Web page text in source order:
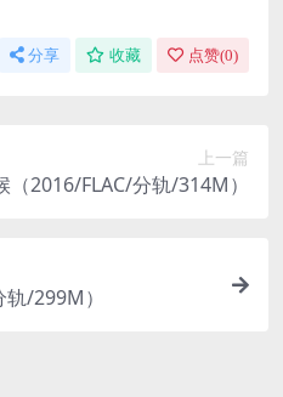
分享 收藏 点赞(0)
上一篇
2016/FLAC/分轨/314M）
/299M）